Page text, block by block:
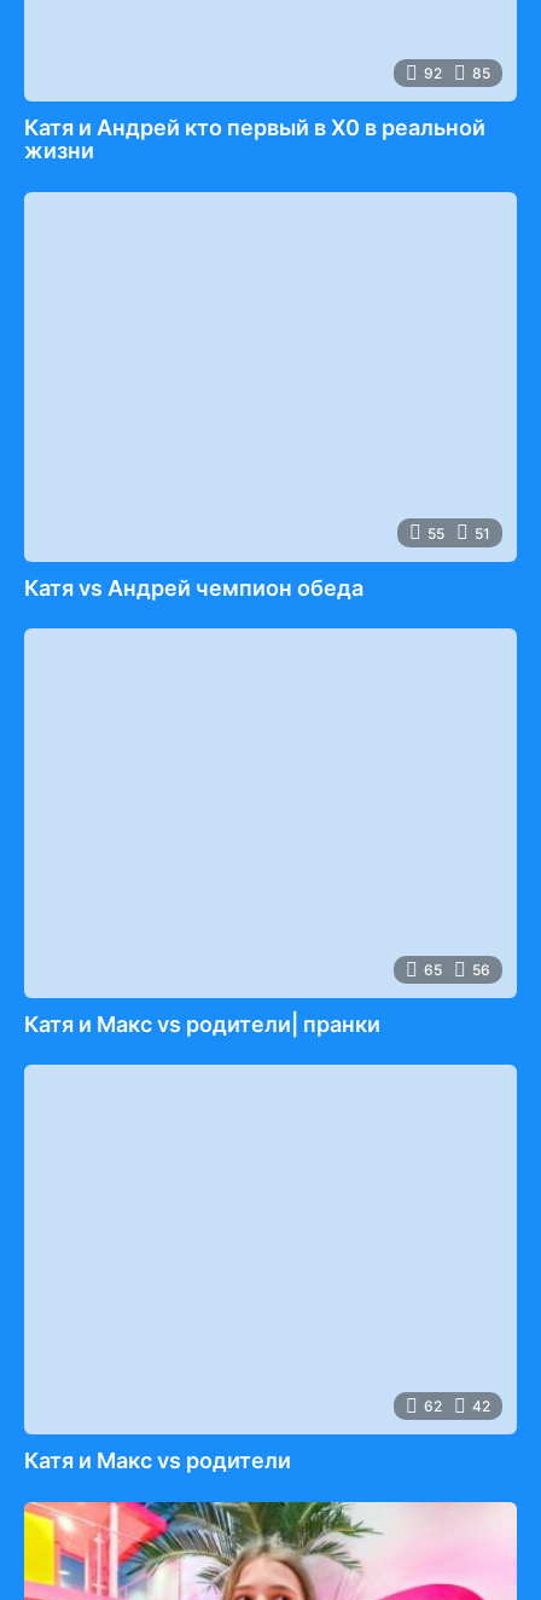
92 85
Катя и Андрей кто первый в Х0 в реальной
жизни
55 51
Катя vs Андрей чемпион обеда
65 56
Катя и Макс vs родители| пранки
62 42
Катя и Макс vs родители